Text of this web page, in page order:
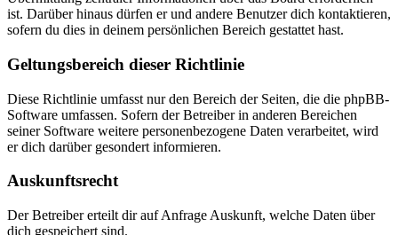
ist. Darüber hinaus dürfen er und andere Benutzer dich kontaktieren,
sofern du dies in deinem persönlichen Bereich gestattet hast.
Geltungsbereich dieser Richtlinie
Diese Richtlinie umfasst nur den Bereich der Seiten, die die phpBB-
Software umfassen. Sofern der Betreiber in anderen Bereichen
seiner Software weitere personenbezogene Daten verarbeitet, wird
er dich darüber gesondert informieren.
Auskunftsrecht
Der Betreiber erteilt dir auf Anfrage Auskunft, welche Daten über
dich gespeichert sind.